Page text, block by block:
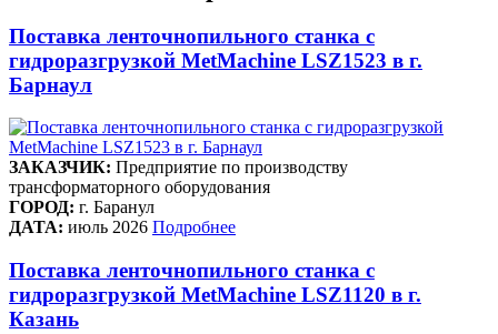
Поставка ленточнопильного станка c
гидроразгрузкой MetMachine LSZ1523 в г.
Барнаул
ЗАКАЗЧИК: Предприятие по производству
трансформаторного оборудования
ГОРОД: г. Баранул
ДАТА: июль 2026 Подробнее
Поставка ленточнопильного станка c
гидроразгрузкой MetMachine LSZ1120 в г.
Казань